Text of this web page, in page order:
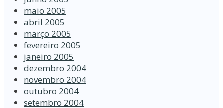
maio 2005
abril 2005
março 2005
fevereiro 2005
janeiro 2005
dezembro 2004
novembro 2004
outubro 2004
setembro 2004